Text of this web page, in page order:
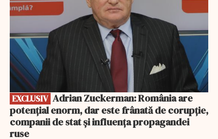
EXCLUSIV
potențial enorm, dar este frânată de corupție,
companii de stat și influența propagandei
ruse